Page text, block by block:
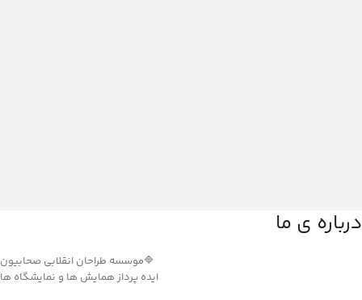
درباره ی ما
🔷موسسه طراحان انقلابی صحابیون
ایده پرداز همایش ها و نمایشگاه ها